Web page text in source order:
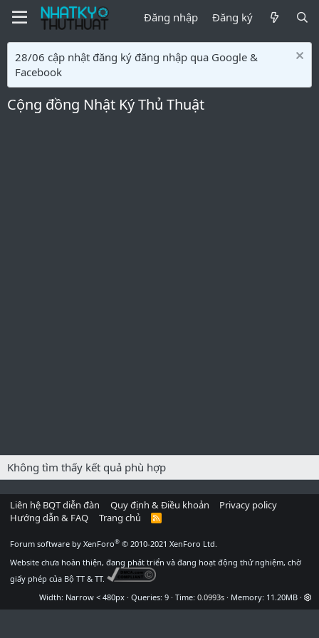
Đăng nhập Đăng ký
28/06 cập nhật đăng ký đăng nhập qua Google &
Facebook
Cộng đồng Nhật Ký Thủ Thuật
Không tìm thấy kết quả phù hợp
Liên hệ BQT diễn đàn Quy định & Điều khoản
Privacy policy
Hướng dẫn & FAQ
Trang chủ
R
Forum software by XenForo® © 2010-2021 XenForo Ltd.
Website chưa hoàn thiện, đang phát triển và đang hoạt động thử nghiệm, chờ
giấy phép của Bộ TT & TT.
Width
Queries 9 Time 0.0993s Memory 11.20MB